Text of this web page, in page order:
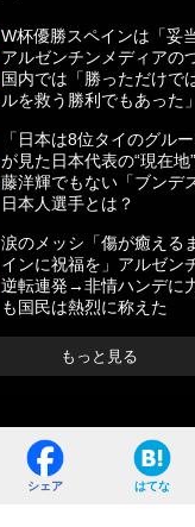
W杯優勝スペインは「妥
アルゼンチンメディアの
国内では「勝っただけで
ルを救う勝利でもあった」
「日本は8位タイのグル
が見た日本代表の“現在
藤洋輝でもない「ブンデ
日本人選手とは？
涙のメッシ「傷が癒える
インに祝福を」アルゼン
逆転連発→非情ハンデに
も国民は熱烈に称えた
もっと見る
シェア はてな